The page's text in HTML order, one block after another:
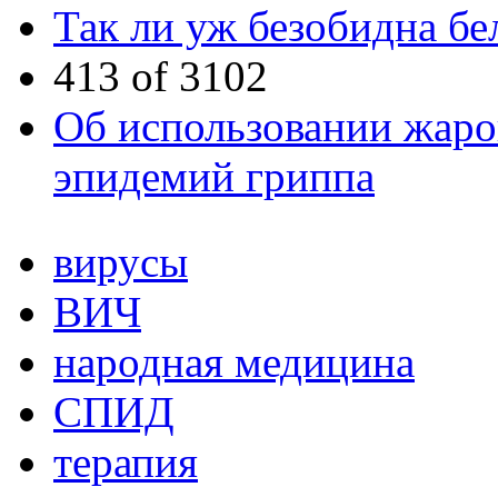
Так ли уж безобидна
413 of 3102
Об использовании
эпидемий гриппа
вирусы
ВИЧ
народная медицина
СПИД
терапия